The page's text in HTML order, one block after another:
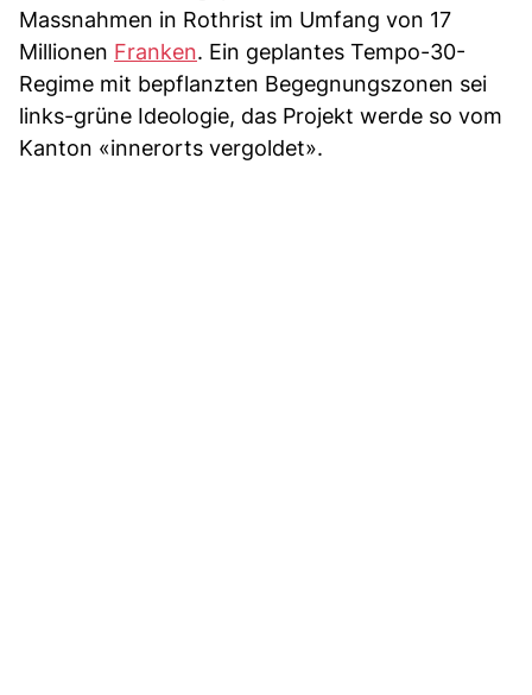
Massnahmen in Rothrist im Umfang von 17
Millionen Franken. Ein geplantes Tempo-30-
Regime mit bepflanzten Begegnungszonen sei
links-grüne Ideologie, das Projekt werde so vom
Kanton «innerorts vergoldet».